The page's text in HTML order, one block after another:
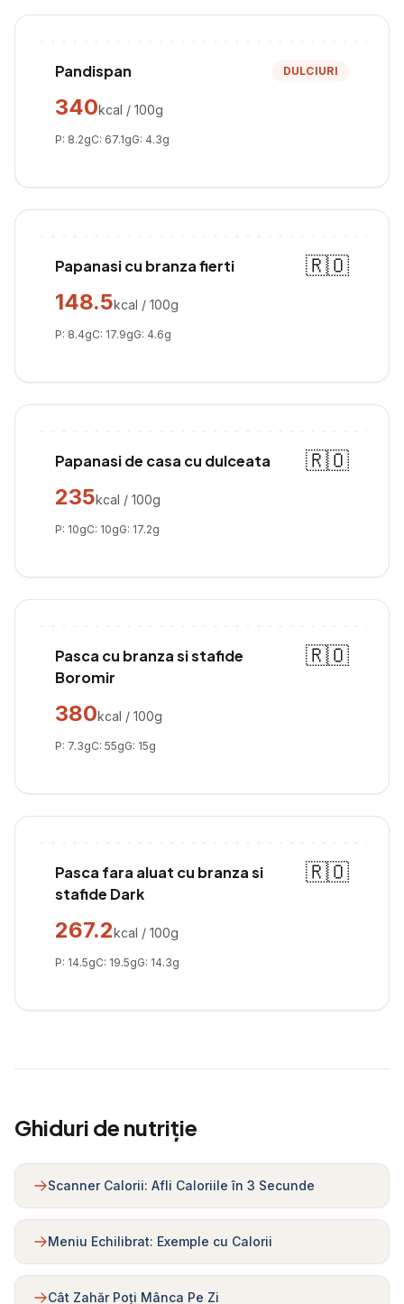
Pandispan DULCIURI
340kcal / 100g
P: 8.2gC: 67.1gG: 4.3g
Papanasi cu branza fierti
🇷🇴
148.5kcal / 100g
P: 8.4gC: 17.9gG: 4.6g
Papanasi de casa cu dulceata
🇷🇴
235kcal / 100g
P: 10gC: 10gG: 17.2g
Pasca cu branza si stafide
Boromir
🇷🇴
380kcal / 100g
P: 7.3gC: 55gG: 15g
Pasca fara aluat cu branza si
stafide Dark
🇷🇴
267.2kcal / 100g
P: 14.5gC: 19.5gG: 14.3g
Ghiduri de nutriție
Scanner Calorii: Afli Caloriile în 3 Secunde
Meniu Echilibrat: Exemple cu Calorii
Cât Zahăr Poți Mânca Pe Zi